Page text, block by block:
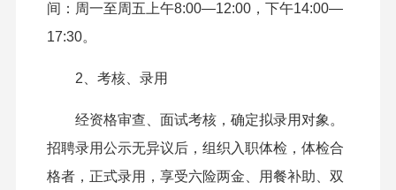
间：周一至周五上午8:00—12:00，下午14:00—
17:30。
2、考核、录用
经资格审查、面试考核，确定拟录用对象。
招聘录用公示无异议后，组织入职体检，体检合
格者，正式录用，享受六险两金、用餐补助、双